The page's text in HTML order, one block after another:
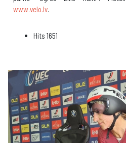
www.velo.lv
Hits 1651